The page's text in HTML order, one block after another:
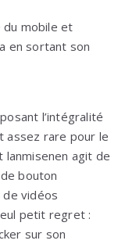
du mobile et
en sortant son
l’intégralité
assez rare pour le
lanmisenen agit de
bouton
vidéos
petit regret :
sur son